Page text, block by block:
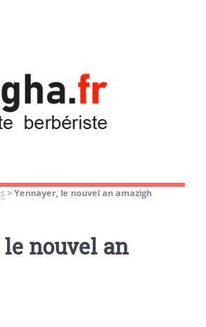
> Yennayer, le nouvel an amazigh
le nouvel an